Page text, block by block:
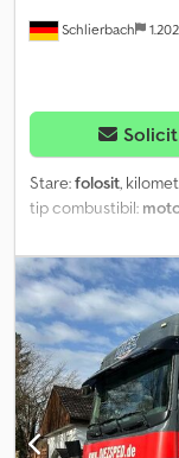
Schlierbach
Stare:folosit,
tip combustibil:
, 2 x DAF
cadru de ridicare
VANTEC / sistem
Intarder • Formula
osie) • Climatizare
Cedpfjwmplcox
Blocare diferențial •
bandă • Asistent
Volan multifuncțional